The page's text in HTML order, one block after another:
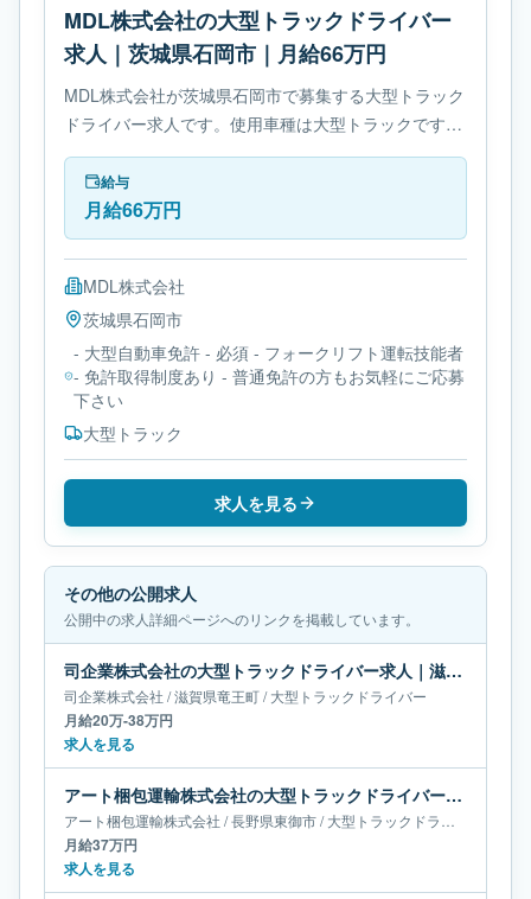
MDL株式会社の大型トラックドライバー
求人｜茨城県石岡市｜月給66万円
MDL株式会社が茨城県石岡市で募集する大型トラック
ドライバー求人です。使用車種は大型トラックです。
必要免許は- 大型自動車免許です。
給与
月給66万円
MDL株式会社
茨城県石岡市
- 大型自動車免許 - 必須 - フォークリフト運転技能者
- 免許取得制度あり - 普通免許の方もお気軽にご応募
下さい
大型トラック
求人を見る
その他の公開求人
公開中の求人詳細ページへのリンクを掲載しています。
司企業株式会社の大型トラックドライバー求人｜滋賀県竜王町｜月給20万-38万円
司企業株式会社 /滋賀県竜王町/大型トラックドライバー
月給20万-38万円
求人を見る
アート梱包運輸株式会社の大型トラックドライバー求人｜長野県東御市｜月給37万円
アート梱包運輸株式会社 /長野県東御市/大型トラックドライバー
月給37万円
求人を見る